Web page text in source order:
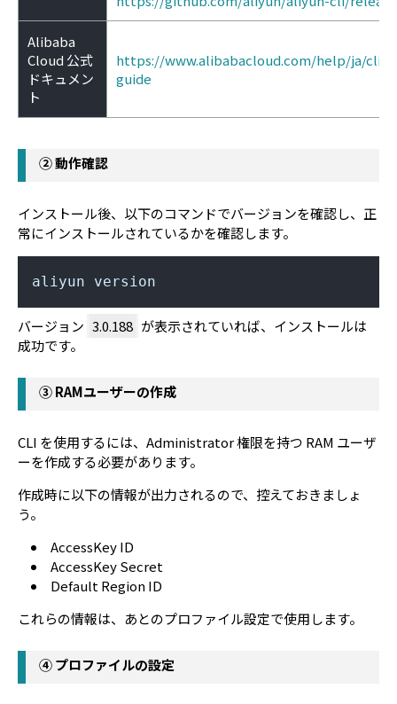
Alibaba
Cloud 公式
ドキュメン
ト
https://www.alibabacloud.com/help/ja/cli/
guide
② 動作確認
インストール後、以下のコマンドでバージョンを確認し、正
常にインストールされているかを確認します。
aliyun version
バージョン 3.0.188 が表示されていれば、インストールは
成功です。
③ RAMユーザーの作成
CLI を使用するには、Administrator 権限を持つ RAM ユーザ
ーを作成する必要があります。
作成時に以下の情報が出力されるので、控えておきましょ
う。
AccessKey ID
AccessKey Secret
Default Region ID
これらの情報は、あとのプロファイル設定で使用します。
④ プロファイルの設定